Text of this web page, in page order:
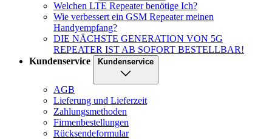
Welchen LTE Repeater benötige Ich?
Wie verbessert ein GSM Repeater meinen
Handyempfang?
DIE NÄCHSTE GENERATION VON 5G
REPEATER IST AB SOFORT BESTELLBAR!
Kundenservice
Kundenservice
AGB
Lieferung und Lieferzeit
Zahlungsmethoden
Firmenbestellungen
Rücksendeformular